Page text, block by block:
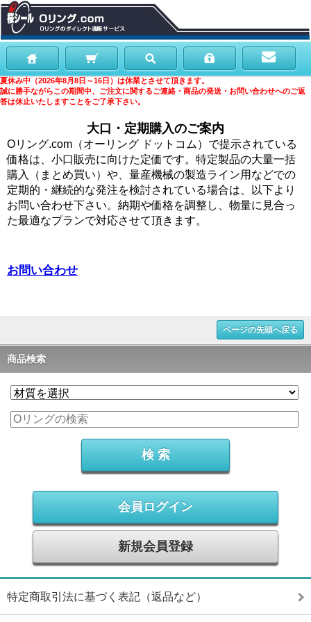
夏休み中（2026年8月8日～16日）は休業とさせて頂きます。
誠に勝手ながらこの期間中、ご注文に関するご連絡・商品の発送・お問い合わせへのご返
答は休止いたしますことをご了承下さい。
大口・定期購入のご案内
Oリング.com（オーリング ドットコム）で提示されている
価格は、小口販売に向けた定価です。特定製品の大量一括
購入（まとめ買い）や、量産機械の製造ライン用などでの
定期的・継続的な発注を検討されている場合は、以下より
お問い合わせ下さい。納期や価格を調整し、物量に見合っ
た最適なプランで対応させて頂きます。
お問い合わせ
ページの先頭へ戻る
商品検索
会員ログイン
新規会員登録
特定商取引法に基づく表記（返品など）